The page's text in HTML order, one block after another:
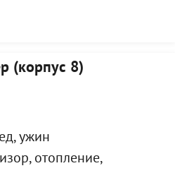
(корпус 8)
ужин
отопление,